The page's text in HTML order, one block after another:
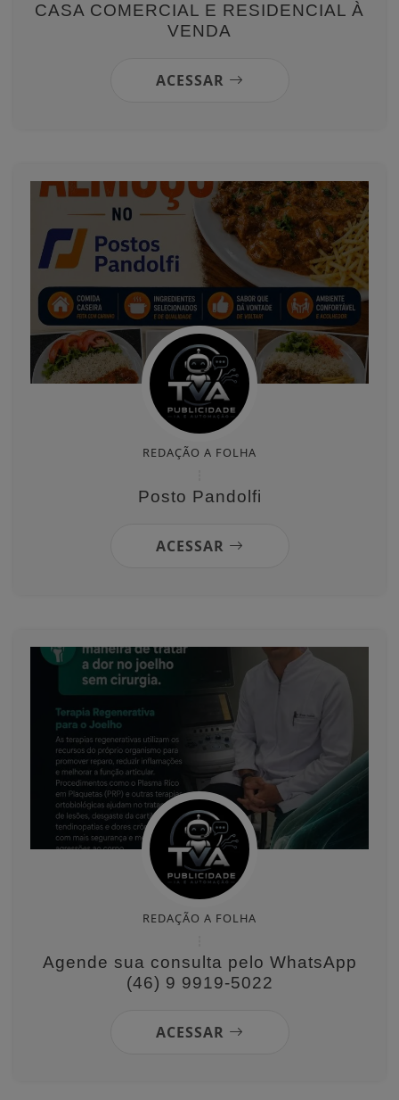
CASA COMERCIAL E RESIDENCIAL À
VENDA
ACESSAR
REDAÇÃO A FOLHA
Posto Pandolfi
ACESSAR
REDAÇÃO A FOLHA
Agende sua consulta pelo WhatsApp
(46) 9 9919-5022
ACESSAR